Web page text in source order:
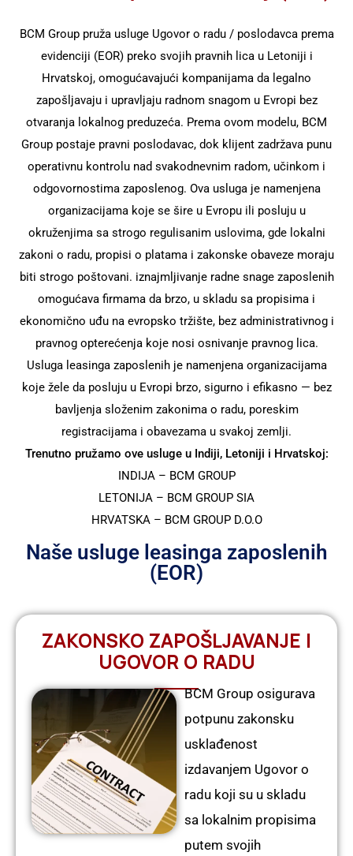
Masovno
zapošljavanje
RPO Rešenja
Srbija
Bugarska
Hrvatska
Mađarska
Malta
BCM Group pruža usluge Ugovor o radu / poslodavca prema
evidenciji (EOR) preko svojih pravnih lica u Letoniji i
Hrvatskoj, omogućavajući kompanijama da legalno
zapošljavaju i upravljaju radnom snagom u Evropi bez
otvaranja lokalnog preduzeća. Prema ovom modelu, BCM
Group postaje pravni poslodavac, dok klijent zadržava punu
operativnu kontrolu nad svakodnevnim radom, učinkom i
odgovornostima zaposlenog. Ova usluga je namenjena
organizacijama koje se šire u Evropu ili posluju u
okruženjima sa strogo regulisanim uslovima, gde lokalni
zakoni o radu, propisi o platama i zakonske obaveze moraju
biti strogo poštovani. iznajmljivanje radne snagezaposlenih
omogućava firmama da brzo, u skladu sa propisima i
ekonomično uđu na evropsko tržište, bez administrativnog i
pravnog opterećenja koje nosi osnivanje pravnog lica.
Usluga leasinga zaposlenih je namenjena organizacijama
koje žele da posluju u Evropi brzo, sigurno i efikasno — bez
bavljenja složenim zakonima o radu, poreskim
registracijama i obavezama u svakoj zemlji.
Trenutno pružamo ove usluge u Indiji, Letoniji i Hrvatskoj:
INDIJA – BCM GROUP
LETONIJA – BCM GROUP SIA
HRVATSKA – BCM GROUP D.O.O
Naše usluge leasinga zaposlenih
(EOR)
ZAKONSKO ZAPOŠLJAVANJE I
UGOVOR O RADU
BCM Group osigurava
potpunu zakonsku
usklađenost
izdavanjem Ugovor o
radu koji su u skladu
sa lokalnim propisima
putem svojih